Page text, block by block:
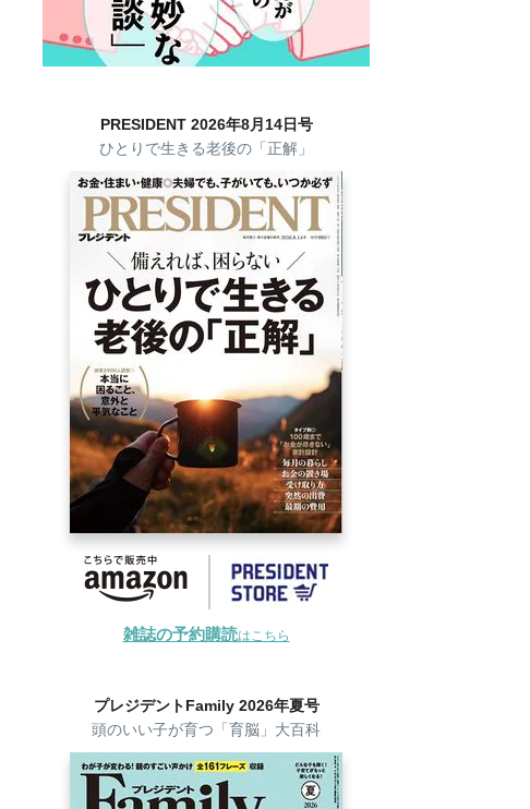
PRESIDENT 2026年8月14日号
ひとりで生きる老後の「正解」
雑誌の予約購読はこちら
プレジデントFamily 2026年夏号
頭のいい子が育つ「育脳」大百科